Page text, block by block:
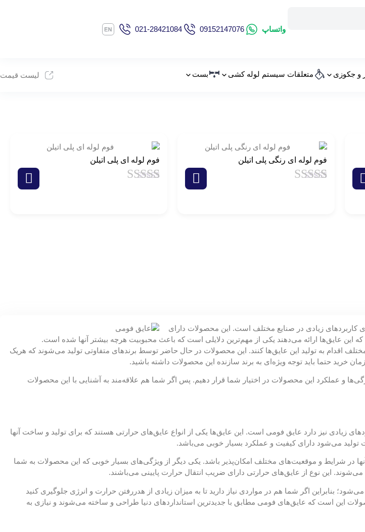
واتساپ 021-28421084 09152147076
و جکوزی متعلقات سیستم لوله کشی بست لیست قیمت
فوم لوله ای رنگی پلی اتیلن فوم لوله ای پلی اتیلن
کاربردهای زیادی در صنایع مختلف است. این محصولات دارای
این عایق‌ها ارائه می‌دهند یکی از مهم‌ترین دلایلی است که باعث محبوبیت هرچه بیشتر آنها شده است.
اقدام به تولید این عایق‌ها کنند. این محصولات در حال حاضر توسط برندهای متفاوتی تولید می‌شوند که هریک
حتما باید توجه ویژه‌ای به برند سازنده این محصولات داشته باشید.
و عملکرد این محصولات در اختیار شما قرار دهیم. پس اگر شما هم علاقه‌مند به آشنایی با این محصولات
زیادی نیز دارد عایق فومی است. این عایق‌ها یکی از انواع عایق‌های حرارتی هستند که برای تولید و ساخت آنها
تولید می‌شود دارای کیفیت و عملکرد بسیار خوبی می‌باشد.
در شرایط و موقعیت‌های مختلف امکان‌پذیر باشد. یکی دیگر از ویژگی‌های بسیار خوبی که این محصولات به شما
این نوع از عایق‌های حرارتی دارای ضریب انتقال حرارت پایینی می‌باشند.
بنابراین اگر شما هم در مواردی نیاز دارید تا به میزان زیادی از هدررفتن حرارت و انرژی جلوگیری کنید
این است که عایق‌های فومی مطابق با جدیدترین استانداردهای دنیا طراحی و ساخته می‌شوند و نیازی به